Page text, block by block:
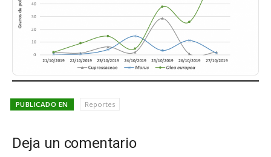
PUBLICADO EN Reportes
Deja un comentario